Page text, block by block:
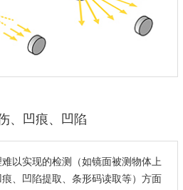
、凹痕、凹陷
以实现的检测（如镜面被测物体上
、凹陷提取、条形码读取等）方面